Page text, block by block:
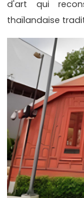
d'art qui
thaïlandaise